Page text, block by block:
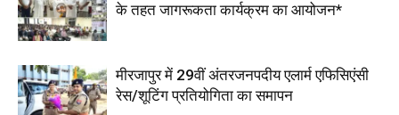
के तहत जागरूकता कार्यक्रम का आयोजन*
मीरजापुर में 29वीं अंतरजनपदीय एलार्म एफिसिएंसी
रेस/शूटिंग प्रतियोगिता का समापन